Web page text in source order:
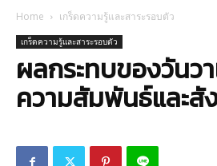
Home เกร็ดความรู้และสาระรอบตัว
เกร็ดความรู้และสาระรอบตัว
ผลกระทบของวันว
ความสัมพันธ์และสั